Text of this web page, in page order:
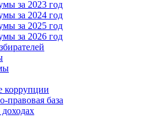
за 2023 год
за 2024 год
за 2025 год
за 2026 год
коррупции
правовая база